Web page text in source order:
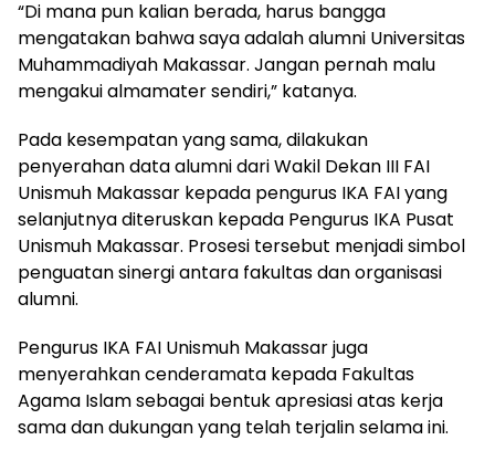
“Di mana pun kalian berada, harus bangga
mengatakan bahwa saya adalah alumni Universitas
Muhammadiyah Makassar. Jangan pernah malu
mengakui almamater sendiri,” katanya.
Pada kesempatan yang sama, dilakukan
penyerahan data alumni dari Wakil Dekan III FAI
Unismuh Makassar kepada pengurus IKA FAI yang
selanjutnya diteruskan kepada Pengurus IKA Pusat
Unismuh Makassar. Prosesi tersebut menjadi simbol
penguatan sinergi antara fakultas dan organisasi
alumni.
Pengurus IKA FAI Unismuh Makassar juga
menyerahkan cenderamata kepada Fakultas
Agama Islam sebagai bentuk apresiasi atas kerja
sama dan dukungan yang telah terjalin selama ini.